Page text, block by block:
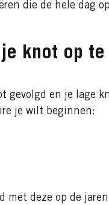
die de hele dag
knot op te
gevolgd en je lage
je wilt beginnen:
met deze op de